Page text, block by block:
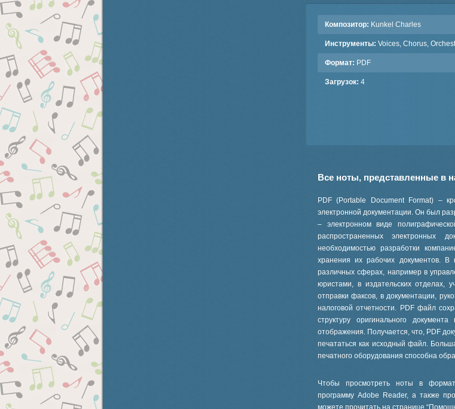
Композитор: Kunkel Charles
Инструменты: Voices, Chorus,
Формат: PDF
Загрузок: 4
Все ноты, представленные в
PDF (Portable Document Format) –
электронной документации. Он был
– электронном виде
распространенных электронных
необходимостью разработки
хранения их рабочих документов.
различных сферах, например в
юристами, в издательских отделах,
отправки факсов, в документации,
налоговой отчетности. PDF файл
структуру оригинального
отображения. Получается, что, PDF
печататься как исходный файл.
печатного оборудования способна
Чтобы просмотреть ноты в
программу Adobe Reader, а также
можете прочитать на странице “